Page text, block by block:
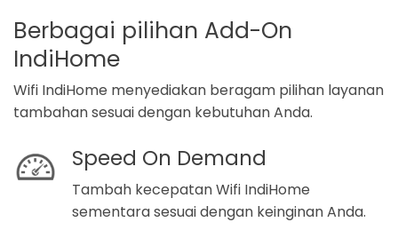
Berbagai pilihan Add-On
IndiHome
Wifi IndiHome menyediakan beragam pilihan layanan
tambahan sesuai dengan kebutuhan Anda.
Speed On Demand
Tambah kecepatan Wifi IndiHome
sementara sesuai dengan keinginan Anda.